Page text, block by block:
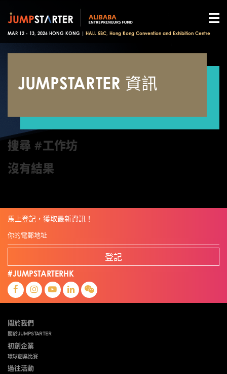
MAR 12 - 13, 2026 HONG KONG | HALL 5BC, Hong Kong Convention and Exhibition Centre
JUMPSTARTER 資訊
搜尋 #工作坊
沒有結果
馬上登記，獲取最新資訊！
登記
#JUMPSTARTERHK
關於我們
關於JUMPSTARTER
初創企業
環球創業比賽
過往活動